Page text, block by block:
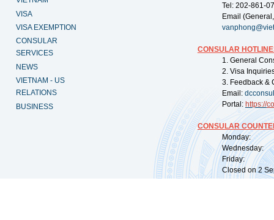
VISA
VISA EXEMPTION
CONSULAR
SERVICES
NEWS
VIETNAM - US
RELATIONS
BUSINESS
Tel: 202-861-
Email
CONSULAR
1. General
2. Visa
3. Feedback &
Email:
Portal: https://
CONSULAR
Monday:
Wednesday:
Friday:
Closed on 2